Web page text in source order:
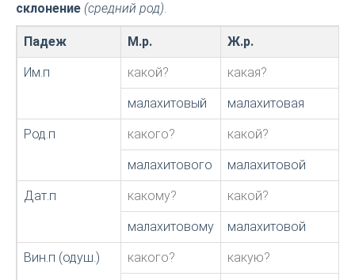
склонение (средний род).
Падеж М.р. Ж.р.
Им.п какой? какая?
малахитовый малахитовая
Род.п какого? какой?
малахитового малахитовой
Дат.п какому? какой?
малахитовому малахитовой
Вин.п (одуш.) какого? какую?